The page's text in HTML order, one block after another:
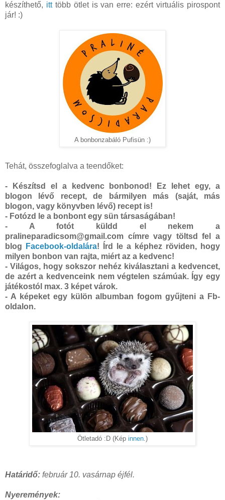
készíthető, itttöbb ötlet is van erre: ezért virtuális pirospont
jár! :)
A bonbonzabáló Pufisün :)
Tehát, összefoglalva a teendőket:
- Készítsd el a kedvenc bonbonod! Ez lehet egy, a
blogon lévő recept, de bármilyen más (saját, más
blogon, vagy könyvben lévő) recept is!
- Fotózd le a bonbont egy sün társaságában!
- A fotót küldd el nekem a
pralineparadicsom@gmail.com címre vagy töltsd fel a
blog
Facebook-oldalára! Írd le a képhez röviden, hogy
milyen bonbon van rajta, miért az a kedvenc!
- Világos, hogy sokszor nehéz kiválasztani a kedvencet,
de azért a kedvenceink nem végtelen számúak. Így egy
játékostól max. 3 képet várok.
- A képeket egy külön albumban fogom gyűjteni a Fb-
oldalon.
Ötletadó :D (Kép innen.)
Határidő: február 10. vasárnap éjfél.
Nyeremények: